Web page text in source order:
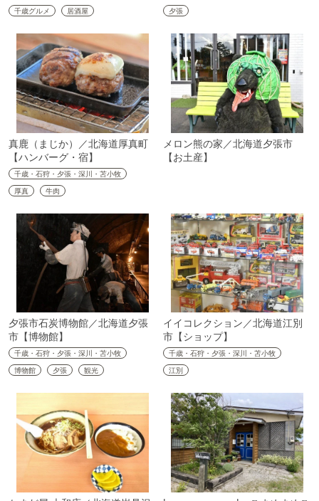
千歳グルメ
居酒屋
夕張
真鹿（まじか）／北海道厚真町
【ハンバーグ・宿】
千歳・石狩・夕張・深川・苫小牧
厚真
牛肉
メロン熊の家／北海道夕張市
【お土産】
夕張市石炭博物館／北海道夕張
市【博物館】
千歳・石狩・夕張・深川・苫小牧
博物館
夕張 観光
イイコレクション／北海道江別
市【ショップ】
千歳・石狩・夕張・深川・苫小牧
江別